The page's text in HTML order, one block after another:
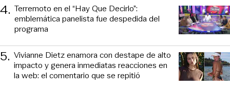
4. Terremoto en el “Hay Que Decirlo”:
emblemática panelista fue despedida del
programa
5. Vivianne Dietz enamora con destape de alto
impacto y genera inmediatas reacciones en
la web: el comentario que se repitió